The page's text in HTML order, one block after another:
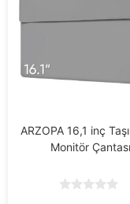
ARZOPA 16,1 inç
Monitör Çantası